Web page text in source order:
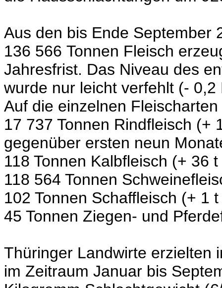
Aus den bis Ende September
136 566 Tonnen Fleisch
Jahresfrist. Das Niveau des
wurde nur leicht verfehlt (- 0,2
Auf die einzelnen
17 737 Tonnen Rindfleisch (+
gegenüber ersten neun
118 Tonnen Kalbfleisch (+ 36
118 564 Tonnen
102 Tonnen Schaffleisch (+ 1
45 Tonnen Ziegen- und
Thüringer Landwirte erzielten
im Zeitraum Januar bis